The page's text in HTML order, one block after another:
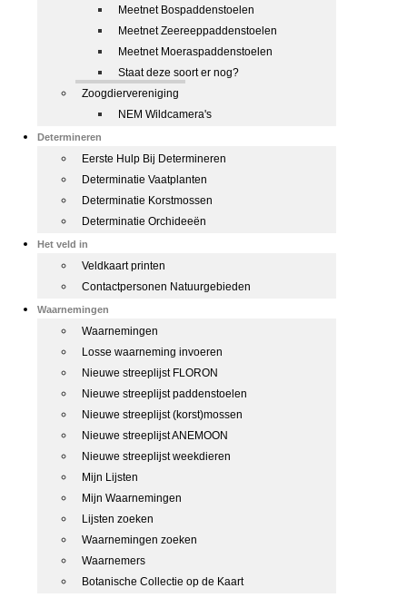
Meetnet Bospaddenstoelen
Meetnet Zeereeppaddenstoelen
Meetnet Moeraspaddenstoelen
Staat deze soort er nog?
Zoogdiervereniging
NEM Wildcamera's
Determineren
Eerste Hulp Bij Determineren
Determinatie Vaatplanten
Determinatie Korstmossen
Determinatie Orchideeën
Het veld in
Veldkaart printen
Contactpersonen Natuurgebieden
Waarnemingen
Waarnemingen
Losse waarneming invoeren
Nieuwe streeplijst FLORON
Nieuwe streeplijst paddenstoelen
Nieuwe streeplijst (korst)mossen
Nieuwe streeplijst ANEMOON
Nieuwe streeplijst weekdieren
Mijn Lijsten
Mijn Waarnemingen
Lijsten zoeken
Waarnemingen zoeken
Waarnemers
Botanische Collectie op de Kaart